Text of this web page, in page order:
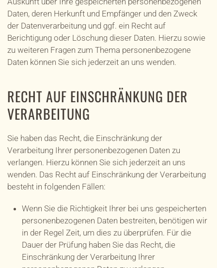
Daten, deren Herkunft und Empfänger und den Zweck
der Datenverarbeitung und ggf. ein Recht auf
Berichtigung oder Löschung dieser Daten. Hierzu sowie
zu weiteren Fragen zum Thema personenbezogene
Daten können Sie sich jederzeit an uns wenden.
RECHT AUF EINSCHRÄNKUNG DER
VERARBEITUNG
Sie haben das Recht, die Einschränkung der
Verarbeitung Ihrer personenbezogenen Daten zu
verlangen. Hierzu können Sie sich jederzeit an uns
wenden. Das Recht auf Einschränkung der Verarbeitung
besteht in folgenden Fällen:
Wenn Sie die Richtigkeit Ihrer bei uns gespeicherten
personenbezogenen Daten bestreiten, benötigen wir
in der Regel Zeit, um dies zu überprüfen. Für die
Dauer der Prüfung haben Sie das Recht, die
Einschränkung der Verarbeitung Ihrer